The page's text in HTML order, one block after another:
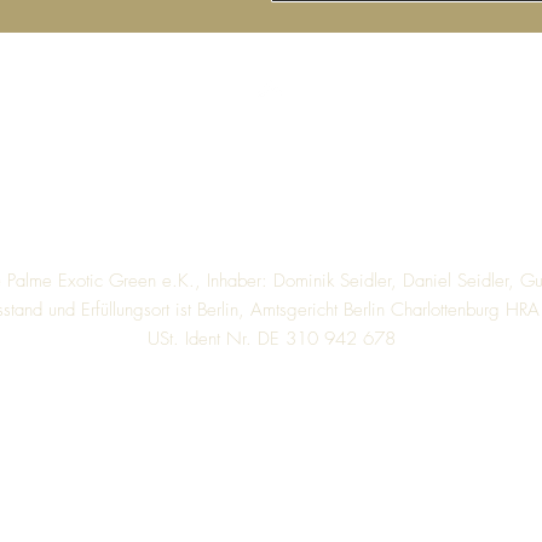
Exotic Green e.K., Inhaber: Dominik Seidler, Daniel Seidler,
und Erfüllungsort ist Berlin, Amtsgericht Berlin Charlottenburg
USt. Ident Nr. DE 310 942 678